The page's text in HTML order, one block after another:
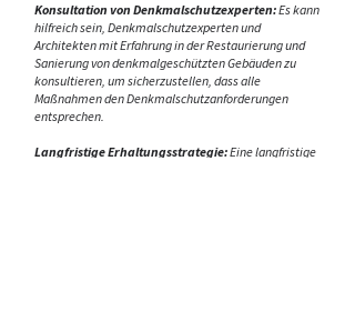
Konsultation von Denkmalschutzexperten:Es kann
hilfreich sein, Denkmalschutzexperten und
Architekten mit Erfahrung in der Restaurierung und
Sanierung von denkmalgeschützten Gebäuden zu
konsultieren, um sicherzustellen, dass alle
Maßnahmen den Denkmalschutzanforderungen
entsprechen.
Langfristige Erhaltungsstrategie:Eine langfristige